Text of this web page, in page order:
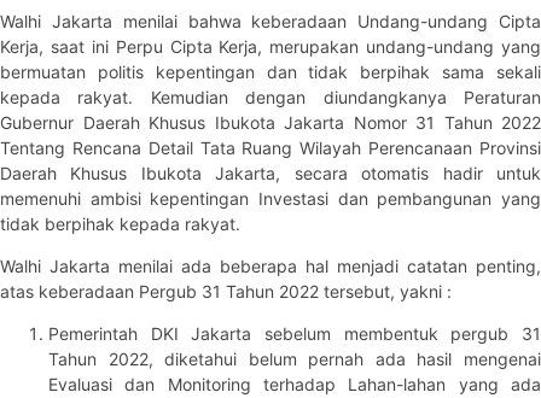
Walhi Jakarta menilai bahwa keberadaan Undang-undang Cipta
Kerja, saat ini Perpu Cipta Kerja, merupakan undang-undang yang
bermuatan politis kepentingan dan tidak berpihak sama sekali
kepada rakyat. Kemudian dengan diundangkanya Peraturan
Gubernur Daerah Khusus Ibukota Jakarta Nomor 31 Tahun 2022
Tentang Rencana Detail Tata Ruang Wilayah Perencanaan Provinsi
Daerah Khusus Ibukota Jakarta, secara otomatis hadir untuk
memenuhi ambisi kepentingan Investasi dan pembangunan yang
tidak berpihak kepada rakyat.
Walhi Jakarta menilai ada beberapa hal menjadi catatan penting,
atas keberadaan Pergub 31 Tahun 2022 tersebut, yakni :
Pemerintah DKI Jakarta sebelum membentuk pergub 31
Tahun 2022, diketahui belum pernah ada hasil mengenai
Evaluasi dan Monitoring terhadap Lahan-lahan yang ada